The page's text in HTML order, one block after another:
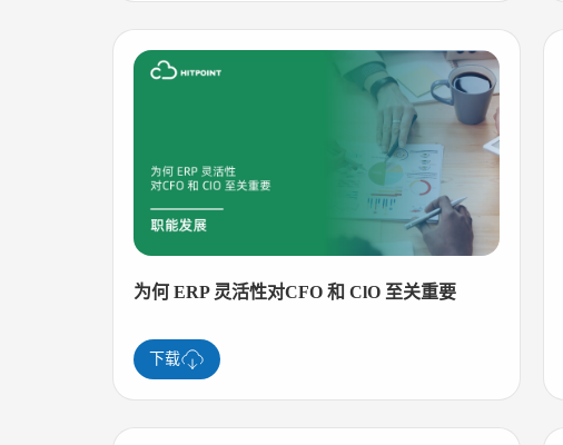
为何 ERP 灵活性对CFO 和 ClO 至关重要
下载